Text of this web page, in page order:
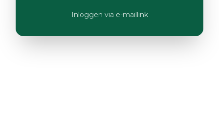
Inloggen via e-maillink